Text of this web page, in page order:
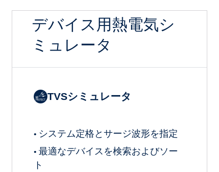
デバイス用熱電気シ
ミュレータ
TVSシミュレータ
• システム定格とサージ波形を指定
• 最適なデバイスを検索およびソー
ト